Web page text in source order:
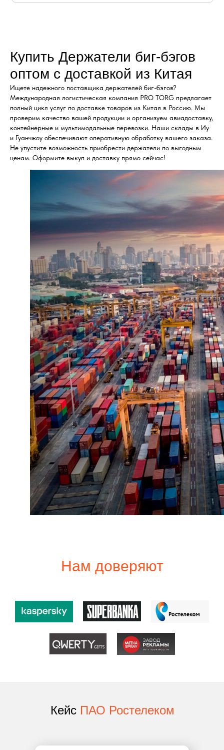
Купить Держатели биг-бэгов
оптом с доставкой из Китая
Ищете надежного поставщика держателей биг-бэгов?
Международная логистическая компания PRO TORG предлагает
полный цикл услуг по доставке товаров из Китая в Россию. Мы
проверим качество вашей продукции и организуем авиадоставку,
контейнерные и мультимодальные перевозки. Наши склады в Иу
и Гуанчжоу обеспечивают оперативную обработку вашего заказа.
Не упустите возможность приобрести держатели по выгодным
ценам. Оформите выкуп и доставку прямо сейчас!
Нам доверяют
Кейс ПАО Ростелеком